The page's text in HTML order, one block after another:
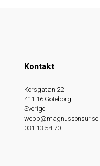
Kontakt
Korsgatan 22
411 16 Göteborg
Sverige
webb@magnussonsur.se
031 13 54 70